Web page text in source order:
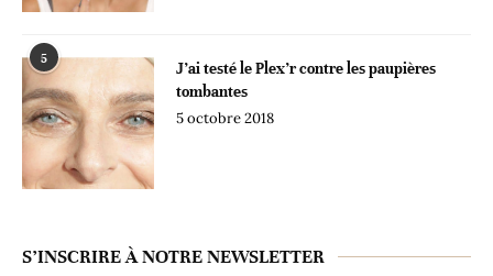
5
J’ai testé le Plex’r contre les paupières
tombantes
5 octobre 2018
S’INSCRIRE À NOTRE NEWSLETTER